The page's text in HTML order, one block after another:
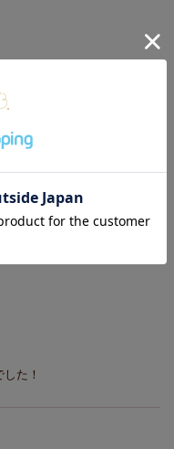
けてよかったです！
た！